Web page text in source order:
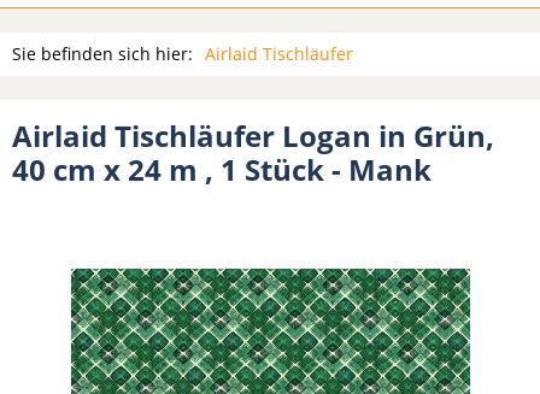
Sie befinden sich hier: Airlaid Tischläufer
Airlaid Tischläufer Logan in Grün,
40 cm x 24 m , 1 Stück - Mank